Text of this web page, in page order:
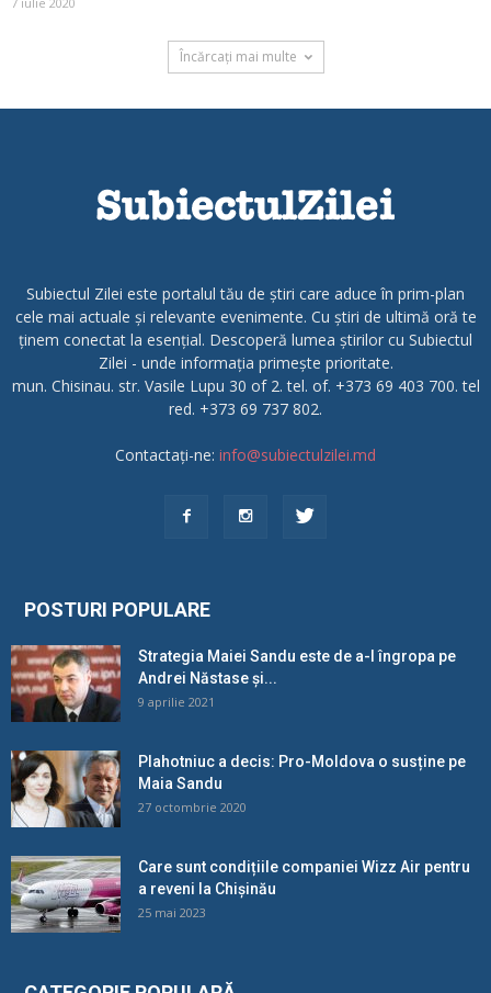
Încărcați mai multe
Subiectul Zilei este portalul tău de știri care aduce în prim-plan
cele mai actuale și relevante evenimente. Cu știri de ultimă oră te
ținem conectat la esențial. Descoperă lumea știrilor cu Subiectul
Zilei - unde informația primește prioritate.
mun. Chisinau. str. Vasile Lupu 30 of 2. tel. of. +373 69 403 700. tel
red. +373 69 737 802.
Contactați-ne: info@subiectulzilei.md
POSTURI POPULARE
Strategia Maiei Sandu este de a-l îngropa pe
Andrei Năstase și...
9 aprilie 2021
Plahotniuc a decis: Pro-Moldova o susține pe
Maia Sandu
27 octombrie 2020
Care sunt condițiile companiei Wizz Air pentru
a reveni la Chișinău
25 mai 2023